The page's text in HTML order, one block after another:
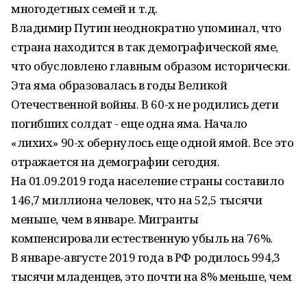
многодетных семей и т.д.
Владимир Путин неоднократно упоминал, что
страна находится в так демографической яме,
что обусловлено главным образом исторически.
Эта яма образовалась в годы Великой
Отечественной войны. В 60-х не родились дети
погибших солдат - еще одна яма. Начало
«лихих» 90-х обернулось еще одной ямой. Все это
отражается на демографии сегодня.
На 01.09.2019 года население страны составило
146,7 миллиона человек, что на 52,5 тысячи
меньше, чем в январе. Мигранты
компенсировали естественную убыль на 76%.
В январе-августе 2019 года в РФ родилось 994,3
тысячи младенцев, это почти на 8% меньше, чем